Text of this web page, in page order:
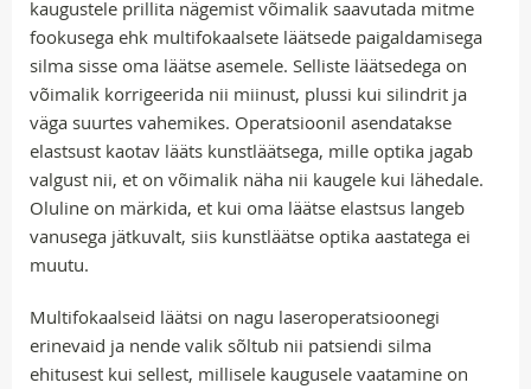
kaugustele prillita nägemist võimalik saavutada mitme
fookusega ehk multifokaalsete läätsede paigaldamisega
silma sisse oma läätse asemele. Selliste läätsedega on
võimalik korrigeerida nii miinust, plussi kui silindrit ja
väga suurtes vahemikes. Operatsioonil asendatakse
elastsust kaotav lääts kunstläätsega, mille optika jagab
valgust nii, et on võimalik näha nii kaugele kui lähedale.
Oluline on märkida, et kui oma läätse elastsus langeb
vanusega jätkuvalt, siis kunstläätse optika aastatega ei
muutu.
Multifokaalseid läätsi on nagu laseroperatsioonegi
erinevaid ja nende valik sõltub nii patsiendi silma
ehitusest kui sellest, millisele kaugusele vaatamine on